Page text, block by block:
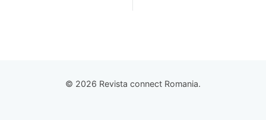
© 2026 Revista connect Romania.